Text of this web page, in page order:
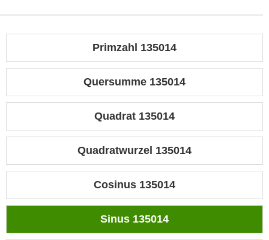
Primzahl 135014
Quersumme 135014
Quadrat 135014
Quadratwurzel 135014
Cosinus 135014
Sinus 135014